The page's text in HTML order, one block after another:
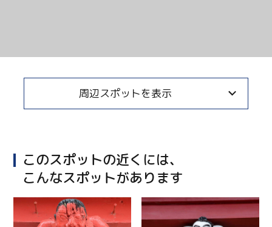
周辺スポットを表示
このスポットの近くには、
こんなスポットがあります